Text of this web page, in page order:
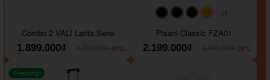
Combo 2 VALI Larita Sena
1.899.000₫
-60%
#000000#000000#000000
+1
Pisani Classic FZA01
2.199.000₫
-26%
Freeship